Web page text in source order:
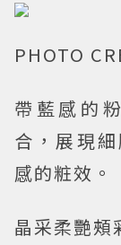
PHOTO
帶藍感的
合，展現
感的粧效。
晶采柔艷